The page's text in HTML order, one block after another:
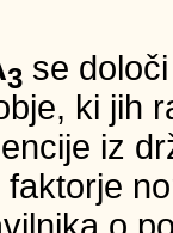
3 se
ki jih
iz
faktorje